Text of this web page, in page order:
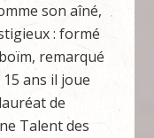
son aîné,
: formé
remarqué
ans il joue
de
Talent des